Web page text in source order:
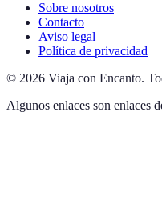
Sobre nosotros
Contacto
Aviso legal
Política de privacidad
© 2026 Viaja con Encanto.
Algunos enlaces son enlaces